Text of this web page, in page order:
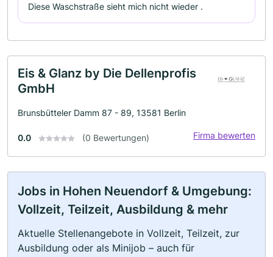
Diese Waschstraße sieht mich nicht wieder .
Eis & Glanz by Die Dellenprofis
GmbH
Brunsbütteler Damm 87 - 89, 13581 Berlin
0.0 (0 Bewertungen) Firma bewerten
Jobs in Hohen Neuendorf & Umgebung:
Vollzeit, Teilzeit, Ausbildung & mehr
Aktuelle Stellenangebote in Vollzeit, Teilzeit, zur
Ausbildung oder als Minijob – auch für